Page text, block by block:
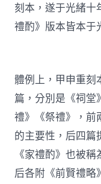
刻本，遂于光緒十
禮酌》版本皆本于
體例上，甲申重刻
篇，分別是《祠堂
禮》《祭禮》，前
的主要性，后四篇
《家禮酌》也被
后各附《前賢禮略